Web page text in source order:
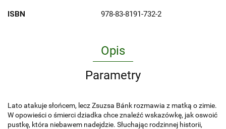
ISBN 978-83-8191-732-2
Opis
Parametry
Lato atakuje słońcem, lecz Zsuzsa Bánk rozmawia z matką o zimie.
W opowieści o śmierci dziadka chce znaleźć wskazówkę, jak oswoić
pustkę, która niebawem nadejdzie. Słuchając rodzinnej historii,